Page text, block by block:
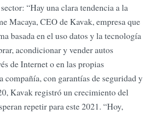
“Hay una clara tendencia a la
Macaya, CEO de Kavak, empresa que
basada en el uso datos y la tecnología
acondicionar y vender autos
de Internet o en las propias
compañía, con garantías de seguridad y
Kavak registró un crecimiento del
repetir para este 2021. “Hoy,